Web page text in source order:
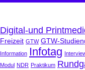
Digital-und
Freizeit GTW GTW-
Information Infotag
Modul NDR Praktikum